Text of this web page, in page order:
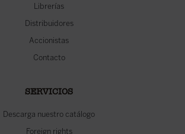
Librerías
Distribuidores
Accionistas
Contacto
SERVICIOS
Descarga nuestro catálogo
Foreign rights